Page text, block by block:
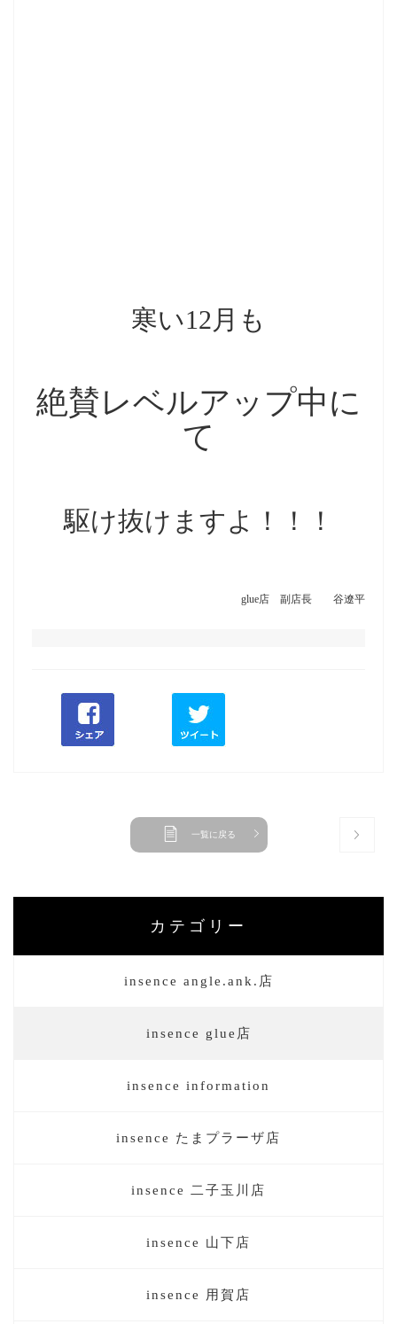
寒い12月も
絶賛レベルアップ中に
て
駆け抜けますよ！！！
glue店 副店長 谷遼平
一覧に戻る
カテゴリー
insence angle.ank.店
insence glue店
insence information
insence たまプラーザ店
insence 二子玉川店
insence 山下店
insence 用賀店